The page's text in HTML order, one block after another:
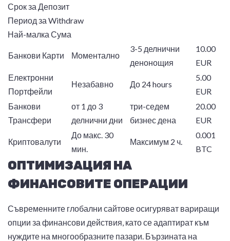
Срок за Депозит
Период за Withdraw
Най-малка Сума
Банкови Карти Моментално
3-5 делнични
денонощия
10.00
EUR
Електронни
Портфейли
Незабавно До 24 hours
5.00
EUR
Банкови
Трансфери
от 1 до 3
делнични дни
три-седем
бизнес дена
20.00
EUR
Криптовалути
До макс. 30
мин.
Максимум 2 ч.
0.001
BTC
ОПТИМИЗАЦИЯ НА
ФИНАНСОВИТЕ ОПЕРАЦИИ
Съвременните глобални сайтове осигуряват вариращи
опции за финансови действия, като се адаптират към
нуждите на многообразните пазари. Бързината на